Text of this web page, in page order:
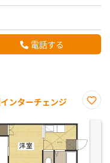
電話する
ンターチェンジ
に入
録